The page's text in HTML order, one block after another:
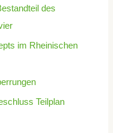
des
im Rheinischen
Teilplan